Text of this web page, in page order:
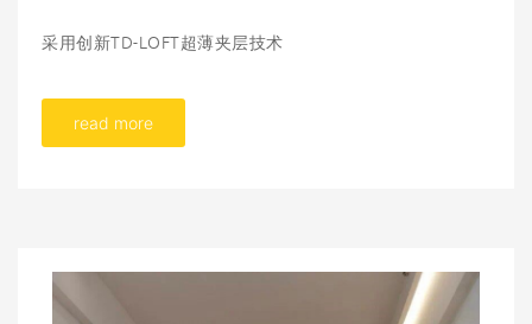
采用创新TD-LOFT超薄夹层技术
read more